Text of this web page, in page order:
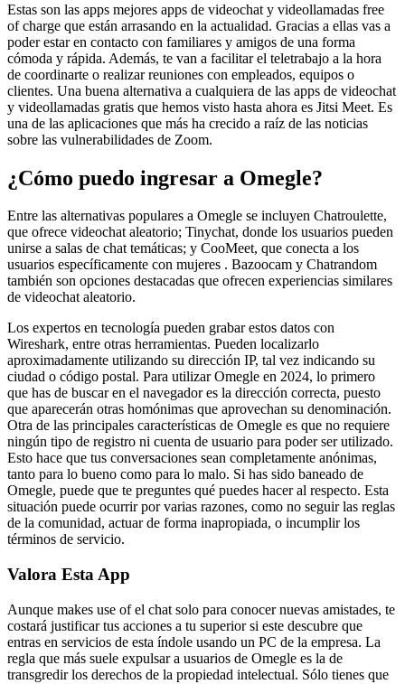
Estas son las apps mejores apps de videochat y videollamadas free
of charge que están arrasando en la actualidad. Gracias a ellas vas a
poder estar en contacto con familiares y amigos de una forma
cómoda y rápida. Además, te van a facilitar el teletrabajo a la hora
de coordinarte o realizar reuniones con empleados, equipos o
clientes. Una buena alternativa a cualquiera de las apps de videochat
y videollamadas gratis que hemos visto hasta ahora es Jitsi Meet. Es
una de las aplicaciones que más ha crecido a raíz de las noticias
sobre las vulnerabilidades de Zoom.
¿Cómo puedo ingresar a Omegle?
Entre las alternativas populares a Omegle se incluyen Chatroulette,
que ofrece videochat aleatorio; Tinychat, donde los usuarios pueden
unirse a salas de chat temáticas; y CooMeet, que conecta a los
usuarios específicamente con mujeres . Bazoocam y Chatrandom
también son opciones destacadas que ofrecen experiencias similares
de videochat aleatorio.
Los expertos en tecnología pueden grabar estos datos con
Wireshark, entre otras herramientas. Pueden localizarlo
aproximadamente utilizando su dirección IP, tal vez indicando su
ciudad o código postal. Para utilizar Omegle en 2024, lo primero
que has de buscar en el navegador es la dirección correcta, puesto
que aparecerán otras homónimas que aprovechan su denominación.
Otra de las principales características de Omegle es que no requiere
ningún tipo de registro ni cuenta de usuario para poder ser utilizado.
Esto hace que tus conversaciones sean completamente anónimas,
tanto para lo bueno como para lo malo. Si has sido baneado de
Omegle, puede que te preguntes qué puedes hacer al respecto. Esta
situación puede ocurrir por varias razones, como no seguir las reglas
de la comunidad, actuar de forma inapropiada, o incumplir los
términos de servicio.
Valora Esta App
Aunque makes use of el chat solo para conocer nuevas amistades, te
costará justificar tus acciones a tu superior si este descubre que
entras en servicios de esta índole usando un PC de la empresa. La
regla que más suele expulsar a usuarios de Omegle es la de
transgredir los derechos de la propiedad intelectual. Sólo tienes que